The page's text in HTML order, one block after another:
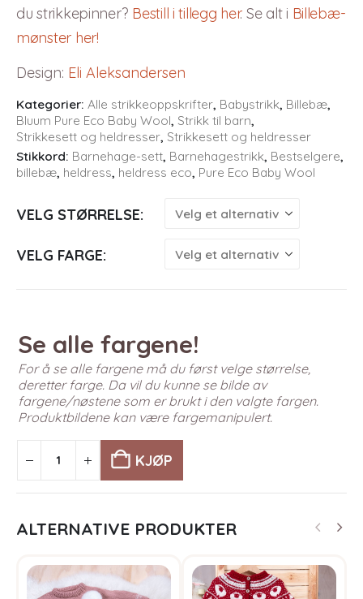
du strikkepinner? Bestill i tillegg her. Se alt i Billebæ-
mønster her!
Design: Eli Aleksandersen
Kategorier: Alle strikkeoppskrifter, Babystrikk, Billebæ,
Bluum Pure Eco Baby Wool, Strikk til barn,
Strikkesett og heldresser, Strikkesett og heldresser
Stikkord: Barnehage-sett, Barnehagestrikk, Bestselgere,
billebæ, heldress, heldress eco, Pure Eco Baby Wool
VELG STØRRELSE
VELG FARGE
Se alle fargene!
For å se alle fargene må du først velge størrelse,
deretter farge. Da vil du kunne se bilde av
fargene/nøstene som er brukt i den valgte fargen.
Produktbildene kan være fargemanipulert.
KJØP
ALTERNATIVE PRODUKTER